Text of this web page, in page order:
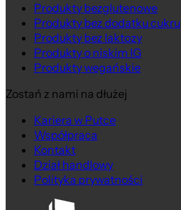
Produkty bezglutenowe
Produkty bez dodatku cukru
Produkty bez laktozy
Produkty o niskim IG
Produkty wegańskie
Zostań z nami na dłużej
Kariera w Putce
Współpraca
Kontakt
Dział handlowy
Polityka prywatności